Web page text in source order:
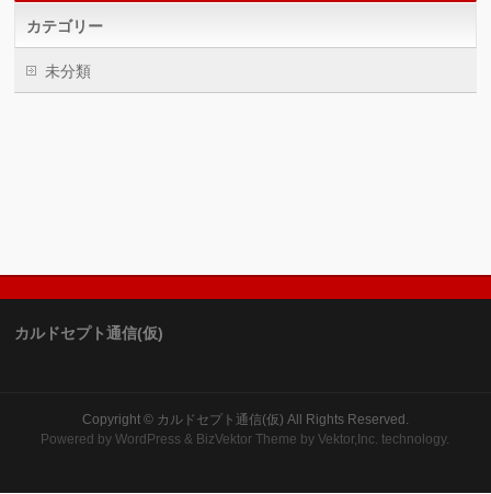
カテゴリー
未分類
カルドセプト通信(仮)
Copyright © カルドセプト通信(仮) All Rights Reserved.
Powered byWordPress & BizVektor Theme by Vektor,Inc. technology.